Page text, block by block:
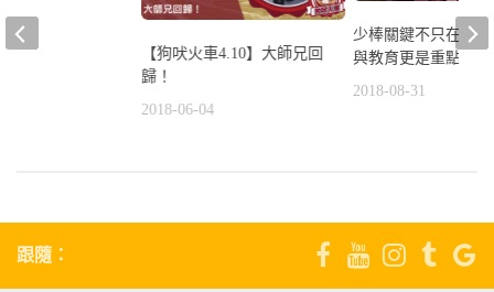
【狗吠火車4.10】大師兄回
歸！
2018-06-04
少棒關鍵不只在硬
與教育更是重點
2018-08-31
跟隨：